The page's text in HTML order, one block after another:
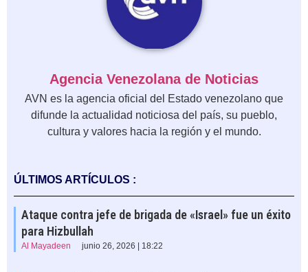
Agencia Venezolana de Noticias
AVN es la agencia oficial del Estado venezolano que
difunde la actualidad noticiosa del país, su pueblo,
cultura y valores hacia la región y el mundo.
ÚLTIMOS ARTÍCULOS :
Ataque contra jefe de brigada de «Israel» fue un éxito
para Hizbullah
Al Mayadeen junio 26, 2026 | 18:22